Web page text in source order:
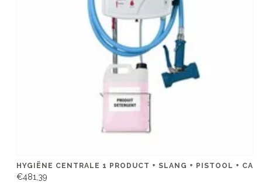
HYGIËNE CENTRALE 1 PRODUCT + SLANG + PISTOOL + CA
€481,39